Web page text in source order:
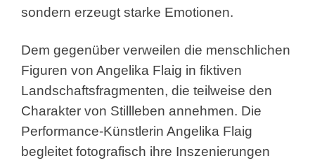
sondern erzeugt starke Emotionen.
Dem gegenüber verweilen die menschlichen
Figuren von Angelika Flaig in fiktiven
Landschaftsfragmenten, die teilweise den
Charakter von Stillleben annehmen. Die
Performance-Künstlerin Angelika Flaig
begleitet fotografisch ihre Inszenierungen